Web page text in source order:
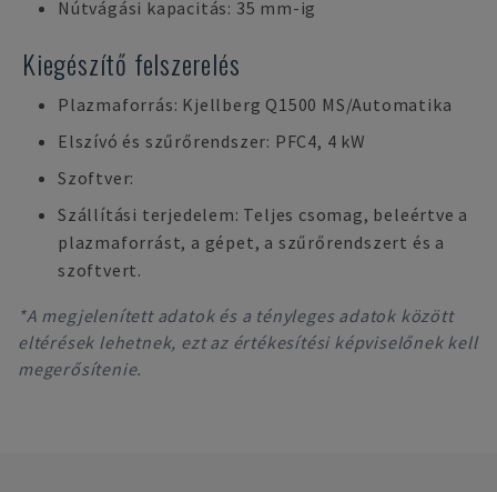
Nútvágási kapacitás: 35 mm-ig
Kiegészítő felszerelés
Plazmaforrás: Kjellberg Q1500 MS/Automatika
Elszívó és szűrőrendszer: PFC4, 4 kW
Szoftver:
Szállítási terjedelem: Teljes csomag, beleértve a
plazmaforrást, a gépet, a szűrőrendszert és a
szoftvert.
*A megjelenített adatok és a tényleges adatok között
eltérések lehetnek, ezt az értékesítési képviselőnek kell
megerősítenie.